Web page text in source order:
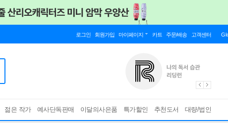
로그인 회원가입 마이페이지 카트 주문/배송 고객센터
젊은 작가 예사단독판매 이달의사은품 특가할인 추천도서 대량/법인